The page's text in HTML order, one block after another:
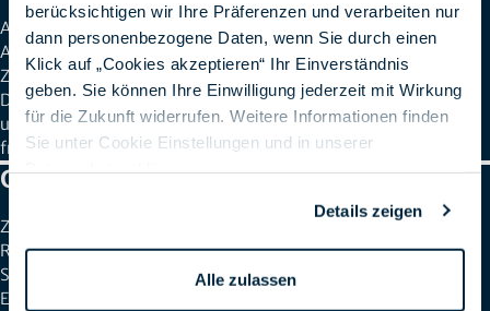
berücksichtigen wir Ihre Präferenzen und verarbeiten nur
dann personenbezogene Daten, wenn Sie durch einen
Klick auf „Cookies akzeptieren“ Ihr Einverständnis
geben. Sie können Ihre Einwilligung jederzeit mit Wirkung
für die Zukunft widerrufen. Weitere Informationen finden
Sie unter Cookie Einstellungen und in unserer
Details zeigen
Alle zulassen
Als Partnermanagerin bei SPIRIT/21 bin ich Ihre
Ansprechpartnerin rund um Partnerschaften und
Zusammenarbeit.
Dank meiner Erfahrung in Projektmanagement, Marketing
und HR bringe ich unterschiedliche Perspektiven mit – und
freue mich darauf, mit Ihnen ins Gespräch zu kommen.
Get in Touch
Zentrale: +49 7031 209-3333
Recruiting: +49 7031 209-50140
Schweiz: +41 44 829 21 58
E-Mail: